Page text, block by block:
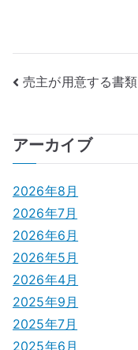
投
ナ
ビ
ゲ
ー
シ
ョ
売主が用意する書類
アーカイブ
2026年8月
2026年7月
2026年6月
2026年5月
2026年4月
2025年9月
2025年7月
2025年6月